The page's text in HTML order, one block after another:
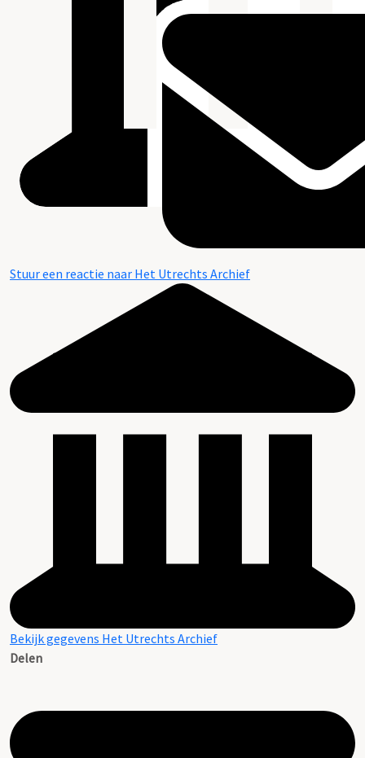
Stuur een reactie naar Het Utrechts Archief
Bekijk gegevens Het Utrechts Archief
Delen